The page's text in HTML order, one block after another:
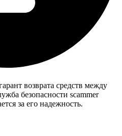
возврата средств между
безопасности scammer
за его надежность.